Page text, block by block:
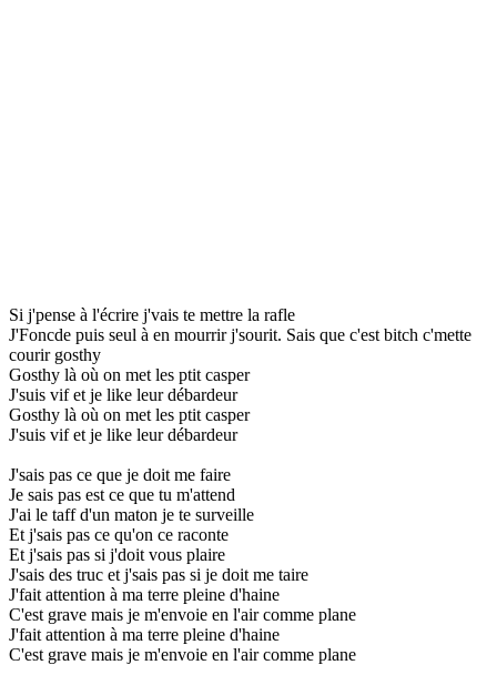
Si j'pense à l'écrire j'vais te mettre la rafle
J'Foncde puis seul à en mourrir j'sourit. Sais que c'est bitch c'mette
courir gosthy
Gosthy là où on met les ptit casper
J'suis vif et je like leur débardeur
Gosthy là où on met les ptit casper
J'suis vif et je like leur débardeur
J'sais pas ce que je doit me faire
Je sais pas est ce que tu m'attend
J'ai le taff d'un maton je te surveille
Et j'sais pas ce qu'on ce raconte
Et j'sais pas si j'doit vous plaire
J'sais des truc et j'sais pas si je doit me taire
J'fait attention à ma terre pleine d'haine
C'est grave mais je m'envoie en l'air comme plane
J'fait attention à ma terre pleine d'haine
C'est grave mais je m'envoie en l'air comme plane